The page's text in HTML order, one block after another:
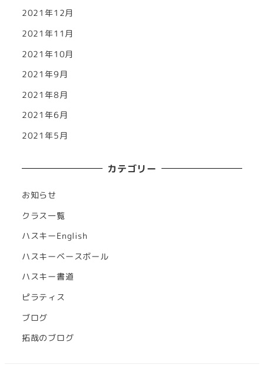
2021年12月
2021年11月
2021年10月
2021年9月
2021年8月
2021年6月
2021年5月
カテゴリー
お知らせ
クラス一覧
ハスキーEnglish
ハスキーベースボール
ハスキー書道
ピラティス
ブログ
拓哉のブログ